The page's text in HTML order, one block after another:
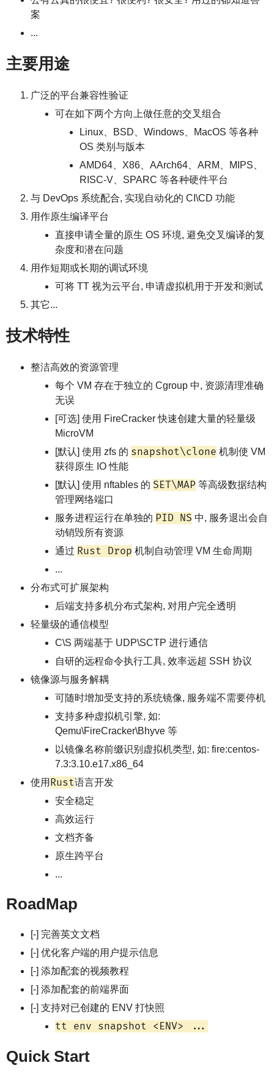
案
...
主要用途
广泛的平台兼容性验证
可在如下两个方向上做任意的交叉组合
Linux、BSD、Windows、MacOS 等各种
OS 类别与版本
AMD64、X86、AArch64、ARM、MIPS、
RISC-V、SPARC 等各种硬件平台
与 DevOps 系统配合, 实现自动化的 CI\CD 功能
用作原生编译平台
直接申请全量的原生 OS 环境, 避免交叉编译的复
杂度和潜在问题
用作短期或长期的调试环境
可将 TT 视为云平台, 申请虚拟机用于开发和测试
其它...
技术特性
整洁高效的资源管理
每个 VM 存在于独立的 Cgroup 中, 资源清理准确
无误
[可选] 使用 FireCracker 快速创建大量的轻量级
MicroVM
[默认] 使用 zfs 的 snapshot\clone 机制使 VM
获得原生 IO 性能
[默认] 使用 nftables 的 SET\MAP 等高级数据结构
管理网络端口
服务进程运行在单独的 PID NS 中, 服务退出会自
动销毁所有资源
通过 Rust Drop 机制自动管理 VM 生命周期
...
分布式可扩展架构
后端支持多机分布式架构, 对用户完全透明
轻量级的通信模型
C\S 两端基于 UDP\SCTP 进行通信
自研的远程命令执行工具, 效率远超 SSH 协议
镜像源与服务解耦
可随时增加受支持的系统镜像, 服务端不需要停机
支持多种虚拟机引擎, 如:
Qemu\FireCracker\Bhyve 等
以镜像名称前缀识别虚拟机类型, 如: fire:centos-
7.3:3.10.e17.x86_64
使用 Rust语言开发
安全稳定
高效运行
文档齐备
原生跨平台
...
RoadMap
[-] 完善英文文档
[-] 优化客户端的用户提示信息
[-] 添加配套的视频教程
[-] 添加配套的前端界面
[-] 支持对已创建的 ENV 打快照
tt env snapshot <ENV> ...
Quick Start